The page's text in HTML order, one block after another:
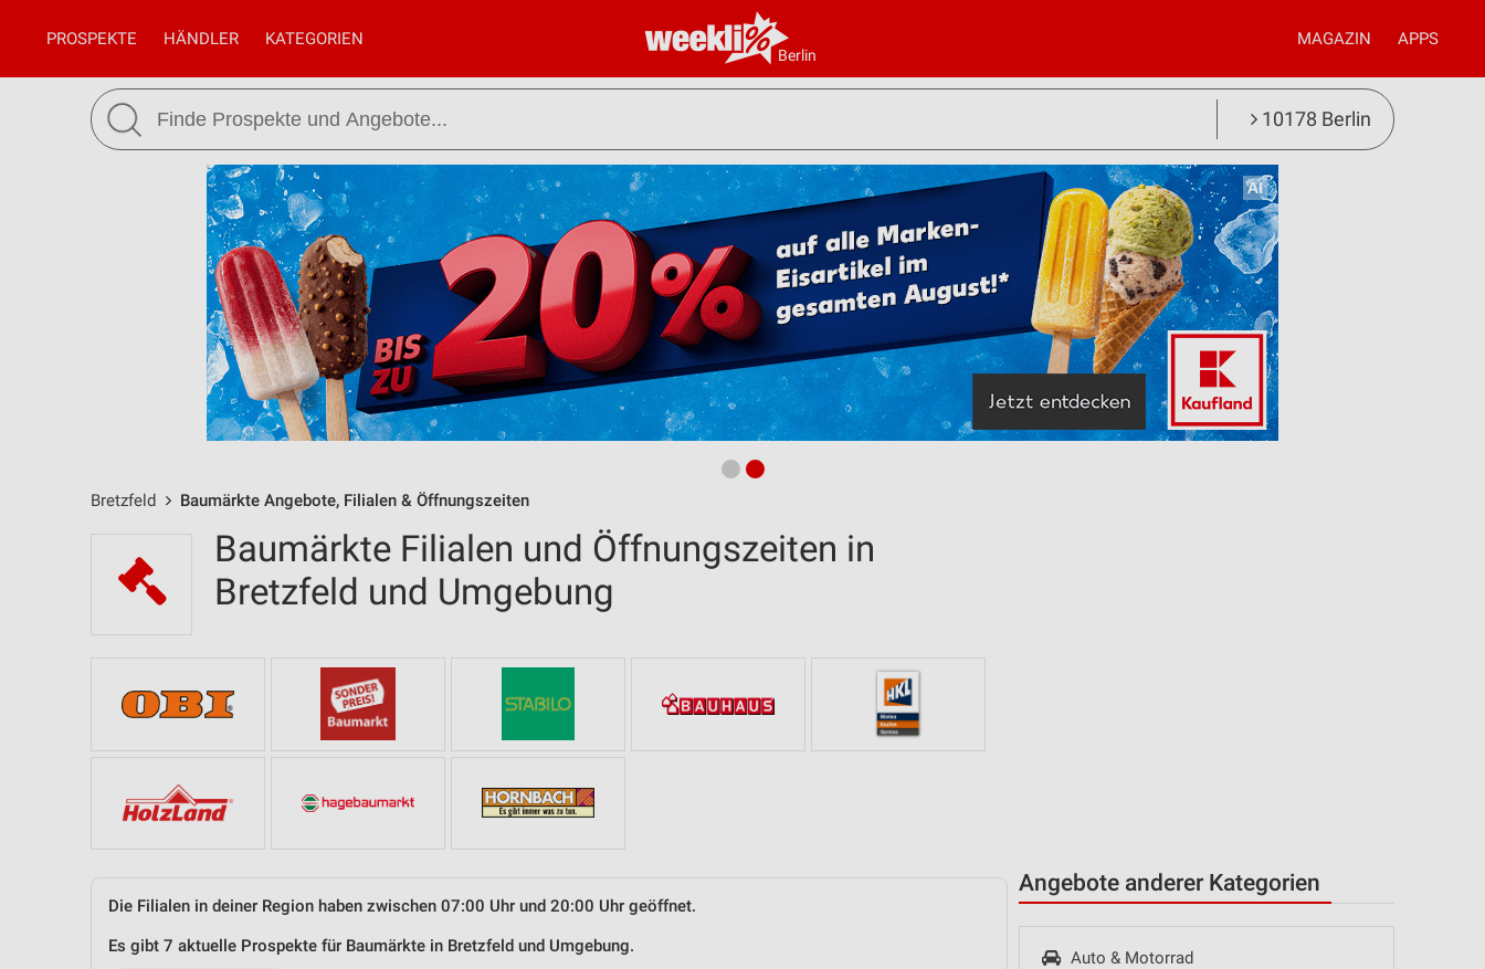
Berlin
PROSPEKTE HÄNDLER KATEGORIEN MAGAZIN APPS
10178 Berlin
Bretzfeld Baumärkte Angebote, Filialen & Öffnungszeiten
Angebote anderer Kategorien
Auto & Motorrad
Baumärkte Filialen und Öffnungszeiten in
Bretzfeld und Umgebung
Die Filialen in deiner Region haben zwischen 07:00 Uhr und 20:00 Uhr geöffnet.
Es gibt 7 aktuelle Prospekte für Baumärkte in Bretzfeld und Umgebung.